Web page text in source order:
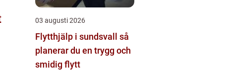
03 augusti 2026
Flytthjälp i sundsvall så
planerar du en trygg och
smidig flytt